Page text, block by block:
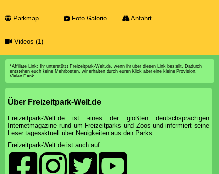
Parkmap Foto-Galerie Anfahrt
Videos (1)
*Affiliate Link: Ihr unterstützt Freizeitpark-Welt.de, wenn ihr über diesen Link bestellt. Dadurch
entstehen euch keine Mehrkosten, wir erhalten durch euren Klick aber eine kleine Provision.
Vielen Dank.
Über Freizeitpark-Welt.de
Freizeitpark-Welt.de ist eines der größten deutschsprachigen
Internetmagazine rund um Freizeitparks und Zoos und informiert seine
Leser tagesaktuell über Neuigkeiten aus den Parks.
Freizeitpark-Welt.de ist auch auf: